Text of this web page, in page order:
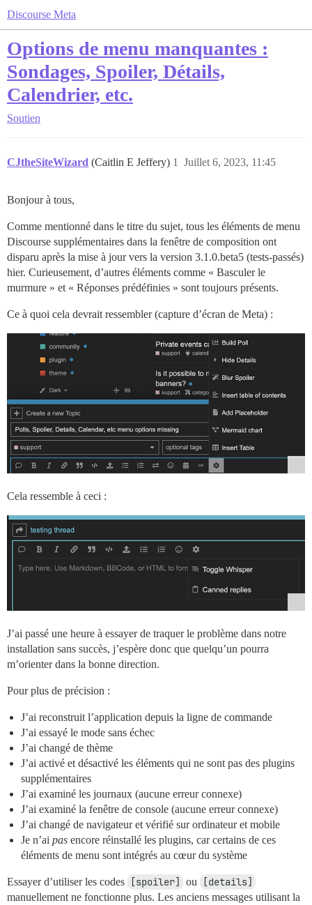
Discourse Meta
Options de menu manquantes :
Sondages, Spoiler, Détails,
Calendrier, etc.
Soutien
CJtheSiteWizard (Caitlin E Jeffery) Juillet 6, 2023, 11:45
1
Bonjour à tous,
Comme mentionné dans le titre du sujet, tous les éléments de menu
Discourse supplémentaires dans la fenêtre de composition ont
disparu après la mise à jour vers la version 3.1.0.beta5 (tests-passés)
hier. Curieusement, d’autres éléments comme « Basculer le
murmure » et « Réponses prédéfinies » sont toujours présents.
Ce à quoi cela devrait ressembler (capture d’écran de Meta) :
Cela ressemble à ceci :
J’ai passé une heure à essayer de traquer le problème dans notre
installation sans succès, j’espère donc que quelqu’un pourra
m’orienter dans la bonne direction.
Pour plus de précision :
J’ai reconstruit l’application depuis la ligne de commande
J’ai essayé le mode sans échec
J’ai changé de thème
J’ai activé et désactivé les éléments qui ne sont pas des plugins
supplémentaires
J’ai examiné les journaux (aucune erreur connexe)
J’ai examiné la fenêtre de console (aucune erreur connexe)
J’ai changé de navigateur et vérifié sur ordinateur et mobile
Je n’ai pas encore réinstallé les plugins, car certains de ces
éléments de menu sont intégrés au cœur du système
Essayer d’utiliser les codes [spoiler] ou [details]
manuellement ne fonctionne plus. Les anciens messages utilisant la